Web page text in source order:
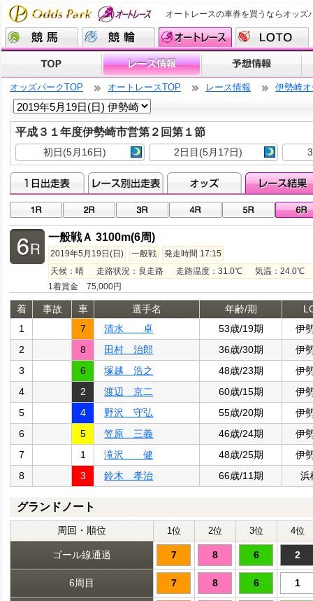
オートレースの車券を買うならオッズ
オッズパークTOP オートレースTOP レース情報 伊勢崎
平成３１年度伊勢崎市営第２回第１節
初日(5月16日) 2日目(5月17日)
一般戦Ａ 3100m(6周)
2019年5月19日(日) 一般戦
発走時間 17:15
天候：晴 走路状況：良走路 走路温度：31.0℃ 気温：24.0℃
1着賞金 75,000円
着 事故 車 選手名 年齢/期
1
7 清水 卓 53歳/19期
伊
2
8 田村 治郎 36歳/30期
伊
3
6 塚越 浩之 48歳/23期
伊
4
2 渡辺 京二 60歳/15期
伊
5
4 野沢 守弘 55歳/20期
伊
6
5 笠原 三義 46歳/24期
伊
7
1 滝沢 健 48歳/25期
伊
8
3 鈴木 孝治 66歳/11期 浜
グランドノート
周回・順位 1位 2位 3位 4位
ゴール線通過 7 8 6 2
6周目 7 8 6 1